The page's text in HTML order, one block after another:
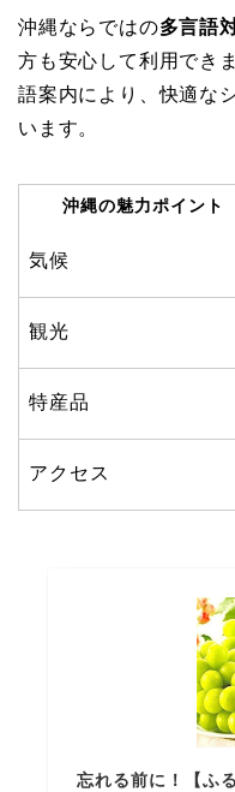
沖縄ならではの多言語
方も安心して利用でき
語案内により、快適な
います。
沖縄の魅力ポイント
気候
観光
特産品
アクセス
忘れる前に！【ふ